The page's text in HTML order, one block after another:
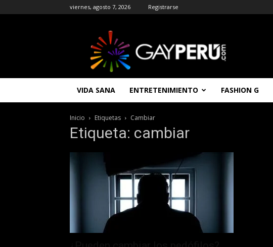
viernes, agosto 7, 2026 Registrarse
|
Entretenimiento
Noticias
Gay
Gratis
VIDA SANA ENTRETENIMIENTO FASHION G
Inicio Etiquetas Cambiar
Etiqueta: cambiar